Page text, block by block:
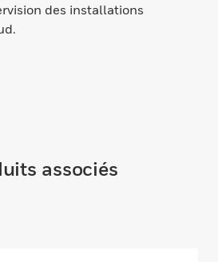
des installations
associés